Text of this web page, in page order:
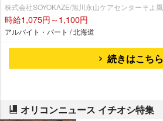
株式会社SOYOKAZE/旭川永山ケアセンターそよ風
時給1,075円～1,100円
アルバイト・パート / 北海道
続きはこちら
オリコンニュース イチオシ特集